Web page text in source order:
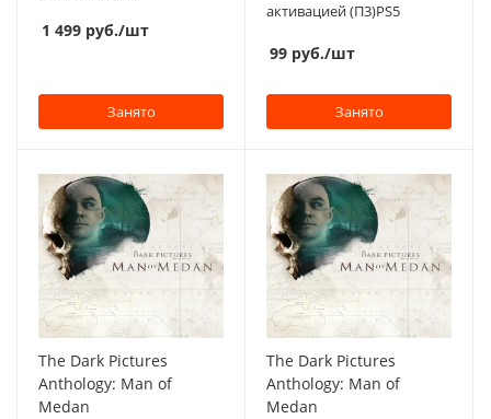
1 499 руб./шт
Занято
активацией (П3)PS5
99 руб./шт
Занято
The Dark Pictures
Anthology: Man of
Medan
The Dark Pictures
Anthology: Man of
Medan